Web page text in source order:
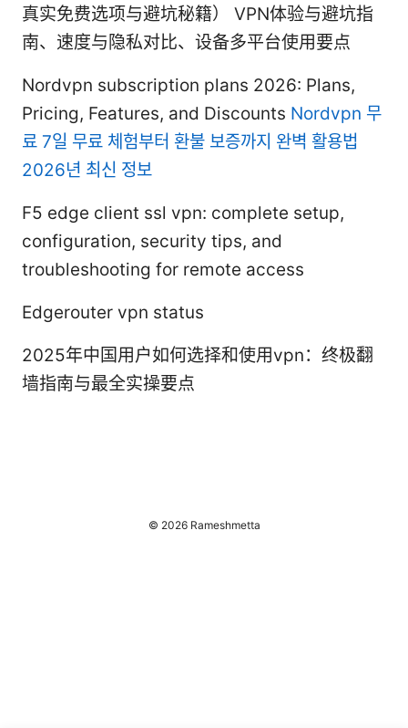
真实免费选项与避坑秘籍） VPN体验与避坑指
南、速度与隐私对比、设备多平台使用要点
Nordvpn subscription plans 2026: Plans,
Pricing, Features, and Discounts Nordvpn 무
료 7일 무료 체험부터 환불 보증까지 완벽 활용법
2026년 최신 정보
F5 edge client ssl vpn: complete setup,
configuration, security tips, and
troubleshooting for remote access
Edgerouter vpn status
2025年中国用户如何选择和使用vpn：终极翻
墙指南与最全实操要点
© 2026 Rameshmetta